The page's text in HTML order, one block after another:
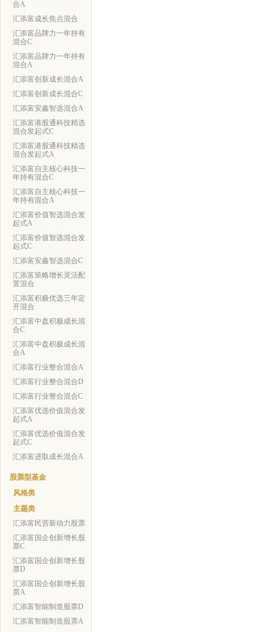
合A
汇添富成长焦点混合
汇添富品牌力一年持有
混合C
汇添富品牌力一年持有
混合A
汇添富创新成长混合A
汇添富创新成长混合C
汇添富安鑫智选混合A
汇添富港股通科技精选
混合发起式C
汇添富港股通科技精选
混合发起式A
汇添富自主核心科技一
年持有混合C
汇添富自主核心科技一
年持有混合A
汇添富价值智选混合发
起式A
汇添富价值智选混合发
起式C
汇添富安鑫智选混合C
汇添富策略增长灵活配
置混合
汇添富积极优选三年定
开混合
汇添富中盘积极成长混
合C
汇添富中盘积极成长混
合A
汇添富行业整合混合A
汇添富行业整合混合D
汇添富行业整合混合C
汇添富优选价值混合发
起式A
汇添富优选价值混合发
起式C
汇添富进取成长混合A
股票型基金
风格类
主题类
汇添富民营新动力股票
汇添富国企创新增长股
票C
汇添富国企创新增长股
票D
汇添富国企创新增长股
票A
汇添富智能制造股票D
汇添富智能制造股票A